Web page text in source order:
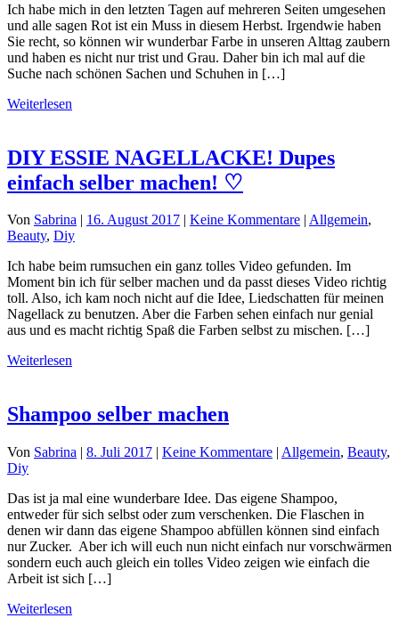
Ich habe mich in den letzten Tagen auf mehreren Seiten umgesehen
und alle sagen Rot ist ein Muss in diesem Herbst. Irgendwie haben
Sie recht, so können wir wunderbar Farbe in unseren Alttag zaubern
und haben es nicht nur trist und Grau. Daher bin ich mal auf die
Suche nach schönen Sachen und Schuhen in […]
Weiterlesen
DIY ESSIE NAGELLACKE! Dupes
einfach selber machen! ♡
Von Sabrina | 16. August 2017 | Keine Kommentare | Allgemein,
Beauty, Diy
Ich habe beim rumsuchen ein ganz tolles Video gefunden. Im
Moment bin ich für selber machen und da passt dieses Video richtig
toll. Also, ich kam noch nicht auf die Idee, Liedschatten für meinen
Nagellack zu benutzen. Aber die Farben sehen einfach nur genial
aus und es macht richtig Spaß die Farben selbst zu mischen. […]
Weiterlesen
Shampoo selber machen
Von Sabrina | 8. Juli 2017 | Keine Kommentare | Allgemein, Beauty,
Diy
Das ist ja mal eine wunderbare Idee. Das eigene Shampoo,
entweder für sich selbst oder zum verschenken. Die Flaschen in
denen wir dann das eigene Shampoo abfüllen können sind einfach
nur Zucker. Aber ich will euch nun nicht einfach nur vorschwärmen
sondern euch auch gleich ein tolles Video zeigen wie einfach die
Arbeit ist sich […]
Weiterlesen